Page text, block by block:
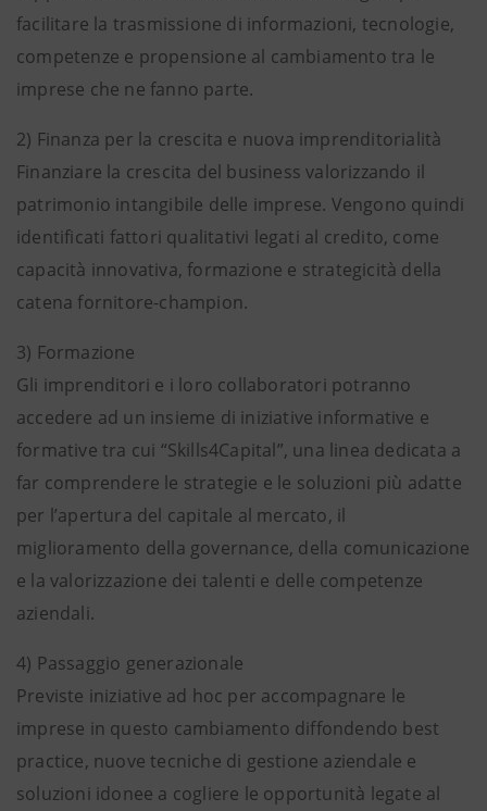
facilitare la trasmissione di informazioni, tecnologie,
competenze e propensione al cambiamento tra le
imprese che ne fanno parte.
2) Finanza per la crescita e nuova imprenditorialità
Finanziare la crescita del business valorizzando il
patrimonio intangibile delle imprese. Vengono quindi
identificati fattori qualitativi legati al credito, come
capacità innovativa, formazione e strategicità della
catena fornitore-champion.
3) Formazione
Gli imprenditori e i loro collaboratori potranno
accedere ad un insieme di iniziative informative e
formative tra cui “Skills4Capital”, una linea dedicata a
far comprendere le strategie e le soluzioni più adatte
per l’apertura del capitale al mercato, il
miglioramento della governance, della comunicazione
e la valorizzazione dei talenti e delle competenze
aziendali.
4) Passaggio generazionale
Previste iniziative ad hoc per accompagnare le
imprese in questo cambiamento diffondendo best
practice, nuove tecniche di gestione aziendale e
soluzioni idonee a cogliere le opportunità legate al